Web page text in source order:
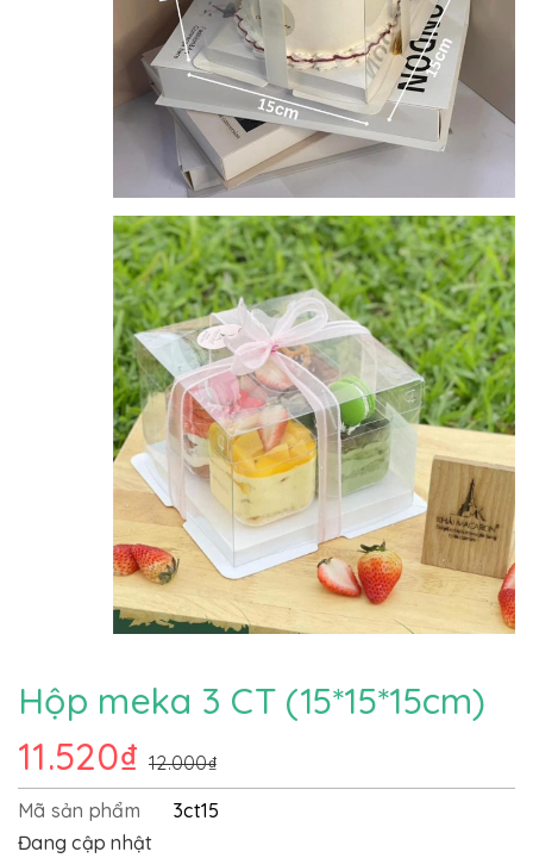
Hộp meka 3 CT (15*15*15cm)
11.520₫ 12.000₫
Mã sản phẩm
3ct15
Đang cập nhật